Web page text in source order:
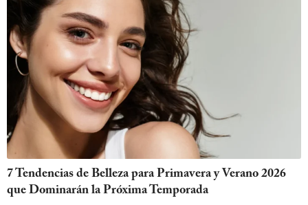
7 Tendencias de Belleza para Primavera y Verano 2026
que Dominarán la Próxima Temporada